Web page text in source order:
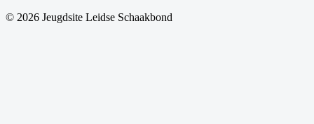
© 2026 Jeugdsite Leidse Schaakbond